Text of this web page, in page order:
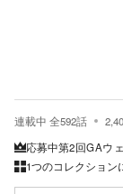
連載中 全592話
応募中第2回GAウ
1つのコレクション